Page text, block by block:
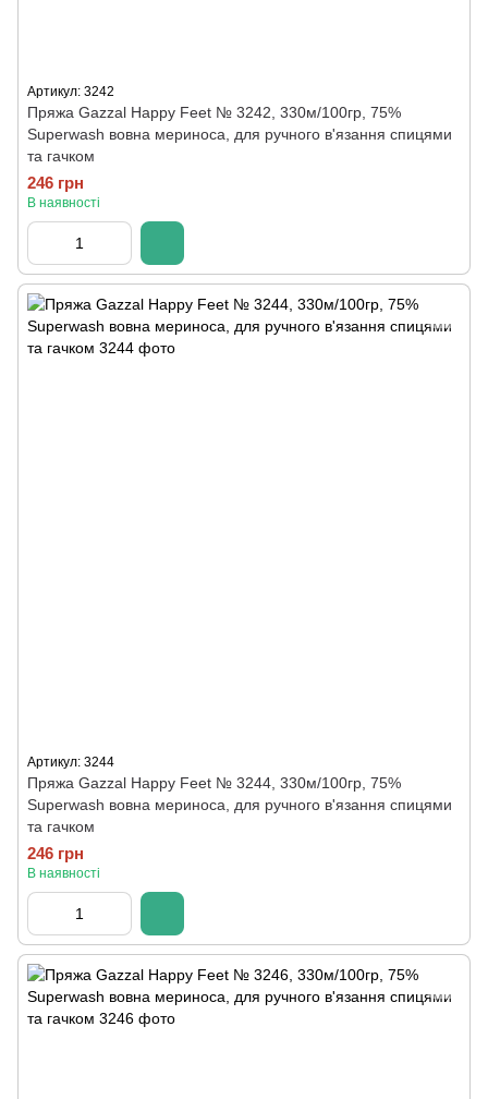
Артикул: 3242
Пряжа Gazzal Happy Feet № 3242, 330м/100гр, 75%
Superwash вовна мериноса, для ручного в'язання спицями
та гачком
246 грн
В наявності
Артикул: 3244
Пряжа Gazzal Happy Feet № 3244, 330м/100гр, 75%
Superwash вовна мериноса, для ручного в'язання спицями
та гачком
246 грн
В наявності